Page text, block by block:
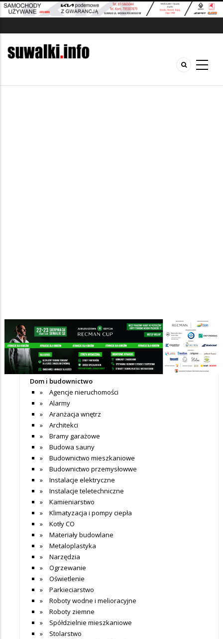
Nie dodano jeszcze wpisów do tej kategorii
+ Dodaj wpis
Katalog firm
Dom i budownictwo
Agencje nieruchomości
Alarmy
Aranżacja wnętrz
Architekci
Bramy garażowe
Budowa sauny
Budownictwo mieszkaniowe
Budownictwo przemysłowwe
Instalacje elektryczne
Instalacje teletechniczne
Kamieniarstwo
Klimatyzacja i pompy ciepła
Kotły CO
Materiały budowlane
Metaloplastyka
Narzędzia
Ogrzewanie
Oświetlenie
Parkieciarstwo
Roboty wodne i melioracyjne
Roboty ziemne
Spółdzielnie mieszkaniowe
Stolarstwo